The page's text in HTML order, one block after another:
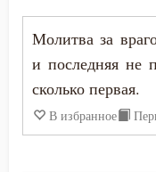
Свобода воли
Молитва за
и последняя не
сколько первая.
В избранное